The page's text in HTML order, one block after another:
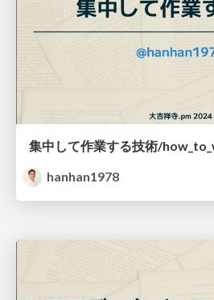
集中して作業する技術/
hanhan1978